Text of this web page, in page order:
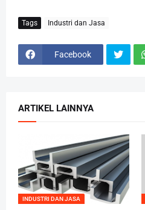
Tags Industri dan Jasa
Facebook
ARTIKEL LAINNYA
INDUSTRI DAN JASA